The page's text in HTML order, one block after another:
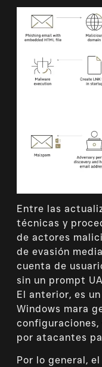
Entre las
técnicas y
de actores
de evasión
cuenta de
sin un prompt
El anterior, es
Windows mara
por atacantes
Por lo general,